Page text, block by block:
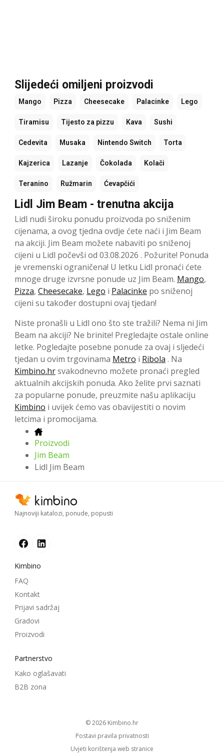
Slijedeći omiljeni proizvodi
Mango Pizza Cheesecake Palacinke Lego
Tiramisu Tijesto za pizzu Kava Sushi
Cedevita Musaka Nintendo Switch Torta
Kajzerica Lazanje Čokolada Kolači
Teranino Ružmarin Ćevapčići
Lidl Jim Beam - trenutna akcija
Lidl nudi široku ponudu proizvoda po sniženim
cijenama, a ovog tjedna ovdje ćete naći i Jim Beam
na akciji. Jim Beam možete nabaviti po sniženoj
cijeni u Lidl počevši od 03.08.2026 . Požurite! Ponuda
je vremenski ograničena! U letku Lidl pronaći ćete
mnoge druge izvrsne ponude uz Jim Beam. Mango,
Pizza, Cheesecake, Lego i Palacinke po sniženoj
cijeni su također dostupni ovaj tjedan!
Niste pronašli u Lidl ono što ste tražili? Nema ni Jim
Beam na akciji? Ne brinite! Pregledajte ostale online
letke. Pogledajte posebne ponude za ovaj i sljedeći
tjedan u ovim trgovinama Metro i Ribola . Na
Kimbino.hrsvakodnevno možete pronaći pregled
aktualnih akcijskih ponuda. Ako želite prvi saznati
za popularne ponude, preuzmite našu aplikaciju
Kimbino i uvijek ćemo vas obavijestiti o novim
letcima i promocijama.
Proizvodi
Jim Beam
Lidl Jim Beam
Najnoviji katalozi, ponude, popusti
Kimbino
FAQ
Kontakt
Prijavi sadržaj
Gradovi
Proizvodi
Partnerstvo
Kako oglašavati
B2B zona
© 2026
kimbino.hr
Postavi pravila privatnosti
Uvjeti korištenja web stranice